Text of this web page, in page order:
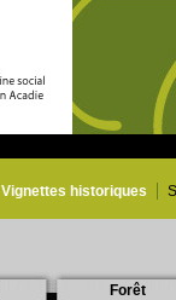
Vignettes historiques
Forêt